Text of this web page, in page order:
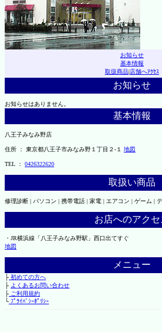
お知らせ
基本情報
取扱商品|店舗へｱｸｾｽ
お知らせ
お知らせはありません。
基本情報
八王子みなみ野店
住所 ： 東京都八王子市みなみ野１丁目２-１ 地図
TEL ： 0426322620
取扱い商品
修理診断 | パソコン | 携帯電話 | 家電 | エアコン | ゲーム |
お店へのアクセ
・JR横浜線「八王子みなみ野駅」西口出てすぐ
地図
メニュー
├初めての方へ
├ よくあるお問い合わせ
├ご利用規約
└ﾌﾟﾗｲﾊﾞｼｰﾎﾟﾘｼｰ